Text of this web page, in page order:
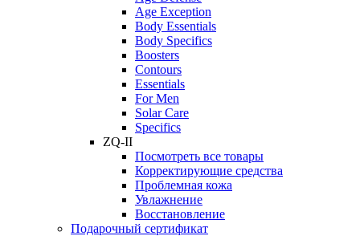
Age Exception
Body Essentials
Body Specifics
Boosters
Contours
Essentials
For Men
Solar Care
Specifics
ZQ-II
Посмотреть все товары
Корректирующие средства
Проблемная кожа
Увлажнение
Восстановление
Подарочный сертификат